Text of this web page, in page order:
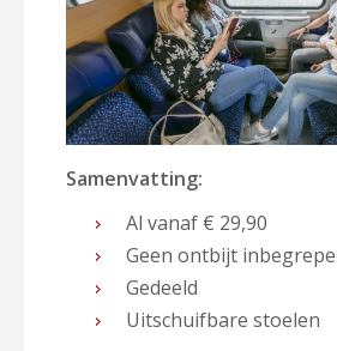
Samenvatting:
Al vanaf € 29,90
Geen ontbijt
Gedeeld
Uitschuifbare stoelen